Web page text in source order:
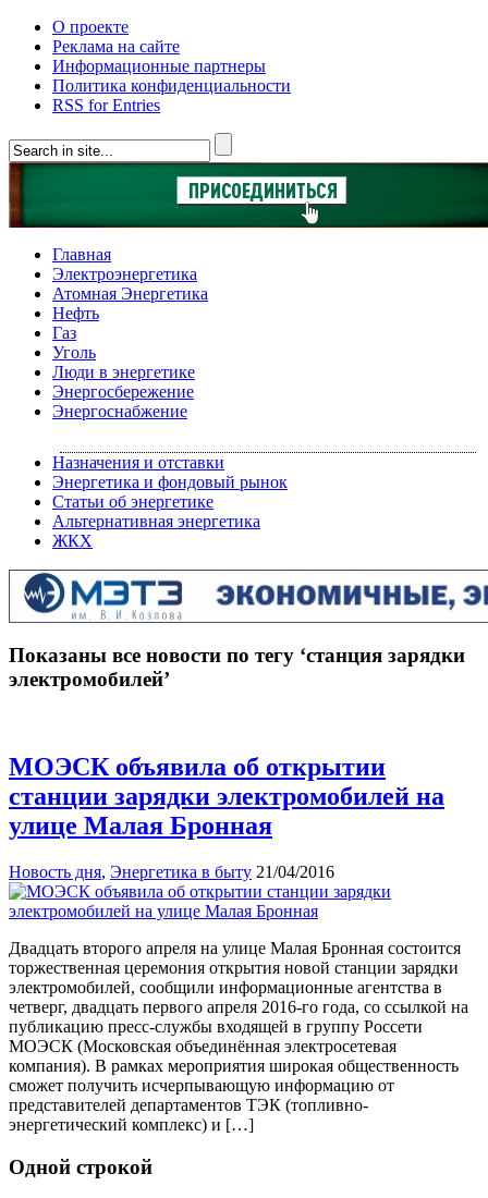
О проекте
Реклама на сайте
Информационные партнеры
Политика конфиденциальности
RSS for Entries
Главная
Электроэнергетика
Атомная Энергетика
Нефть
Газ
Уголь
Люди в энергетике
Энергосбережение
Энергоснабжение
Назначения и отставки
Энергетика и фондовый рынок
Статьи об энергетике
Альтернативная энергетика
ЖКХ
Показаны все новости по тегу ‘станция зарядки
электромобилей’
МОЭСК объявила об открытии
станции зарядки электромобилей на
улице Малая Бронная
Новость дня, Энергетика в быту 21/04/2016
Двадцать второго апреля на улице Малая Бронная состоится
торжественная церемония открытия новой станции зарядки
электромобилей, сообщили информационные агентства в
четверг, двадцать первого апреля 2016-го года, со ссылкой на
публикацию пресс-службы входящей в группу Россети
МОЭСК (Московская объединённая электросетевая
компания). В рамках мероприятия широкая общественность
сможет получить исчерпывающую информацию от
представителей департаментов ТЭК (топливно-
энергетический комплекс) и […]
Одной строкой